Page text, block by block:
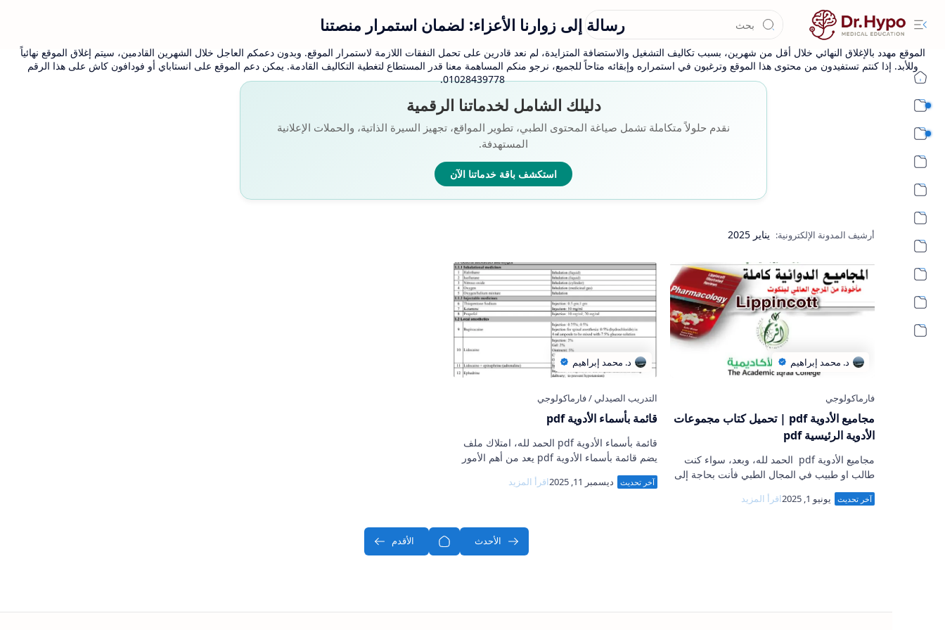
رسالة إلى زوارنا الأعزاء: لضمان استمرار منصتنا
الموقع مهدد بالإغلاق النهائي خلال أقل من شهرين، بسبب تكاليف التشغيل والاستضافة المتزايدة، لم نعد قادرين على تحمل النفقات اللازمة لاستمرار الموقع. وبدون دعمكم العاجل خلال الشهرين القادمين، سيتم إغلاق الموقع نهائياً
وللأبد. إذا كنتم تستفيدون من محتوى هذا الموقع وترغبون في استمراره وإبقائه متاحاً للجميع، نرجو منكم المساهمة معنا قدر المستطاع لتغطية التكاليف القادمة. يمكن دعم الموقع على انستاباي أو فودافون كاش على هذا الرقم
01028439778.
دليلك الشامل لخدماتنا الرقمية
نقدم حلولاً متكاملة تشمل صياغة المحتوى الطبي، تطوير المواقع، تجهيز السيرة الذاتية، والحملات الإعلانية
المستهدفة.
استكشف باقة خدماتنا الآن
يناير 2025
مجاميع الأدوية pdf | تحميل كتاب مجموعات
الأدوية الرئيسية pdf
مجاميع الأدوية pdf الحمد لله، وبعد، سواء كنت
طالب او طبيب في المجال الطبي فأنت بحاجة إلى
كتاب يقدم لك الأدوية في شكل تجميعات تسهل
عليك معرفة آلية عم…
قائمة بأسماء الأدوية pdf
قائمة بأسماء الأدوية pdf الحمد لله، امتلاك ملف
يضم قائمة بأسماء الأدوية pdf يعد من أهم الأمور
لكل العاملين في المجال الطبي، فهو يمثل مرجع
شخصي يمكن ا…